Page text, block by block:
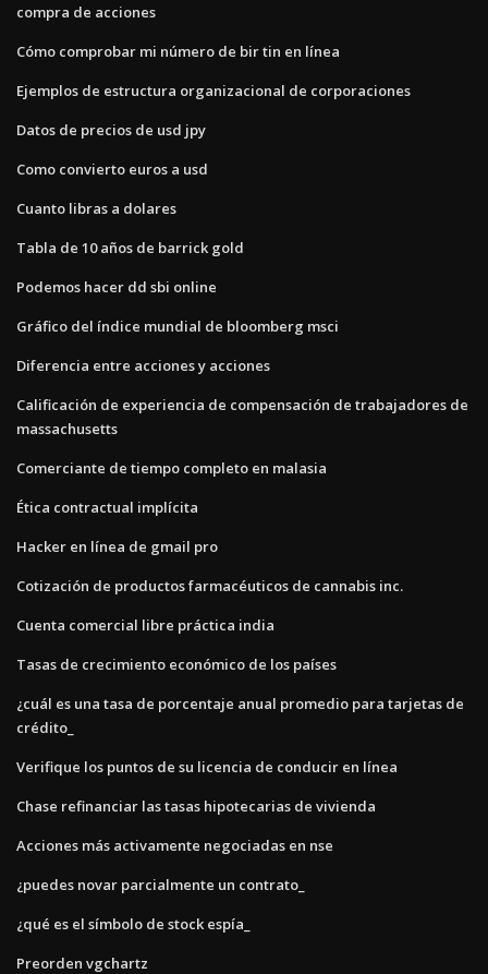
compra de acciones
Cómo comprobar mi número de bir tin en línea
Ejemplos de estructura organizacional de corporaciones
Datos de precios de usd jpy
Como convierto euros a usd
Cuanto libras a dolares
Tabla de 10 años de barrick gold
Podemos hacer dd sbi online
Gráfico del índice mundial de bloomberg msci
Diferencia entre acciones y acciones
Calificación de experiencia de compensación de trabajadores de
massachusetts
Comerciante de tiempo completo en malasia
Ética contractual implícita
Hacker en línea de gmail pro
Cotización de productos farmacéuticos de cannabis inc.
Cuenta comercial libre práctica india
Tasas de crecimiento económico de los países
¿cuál es una tasa de porcentaje anual promedio para tarjetas de
crédito_
Verifique los puntos de su licencia de conducir en línea
Chase refinanciar las tasas hipotecarias de vivienda
Acciones más activamente negociadas en nse
¿puedes novar parcialmente un contrato_
¿qué es el símbolo de stock espía_
Preorden vgchartz